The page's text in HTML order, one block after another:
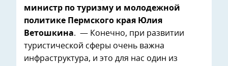
министр по туризму и молодежной
политике Пермского края Юлия
Ветошкина. — Конечно, при развитии
туристической сферы очень важна
инфраструктура, и это для нас один из